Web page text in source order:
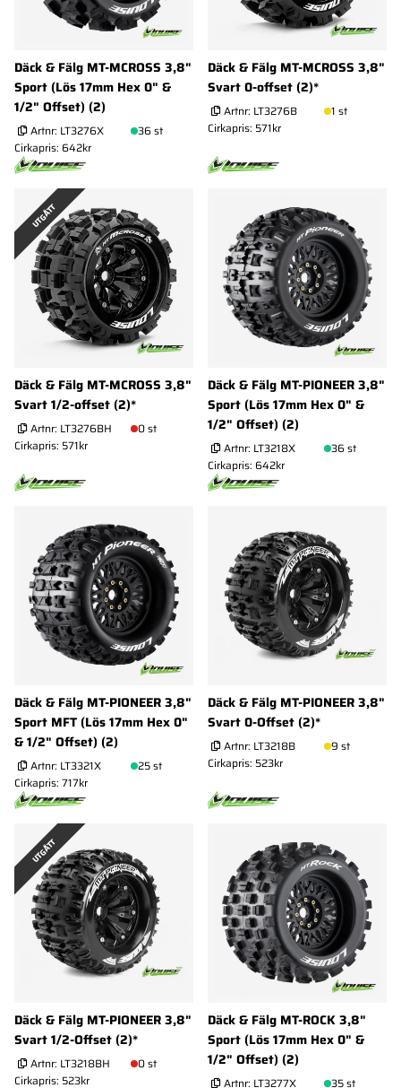
Däck & Fälg MT-MCROSS 3,8"
Sport (Lös 17mm Hex 0" &
1/2" Offset) (2)
Artnr: LT3276X
36 st
Cirkapris: 642kr
Däck & Fälg MT-MCROSS 3,8"
Svart 0-offset (2)*
Artnr: LT3276B
1 st
Cirkapris: 571kr
UTGÅTT
Däck & Fälg MT-MCROSS 3,8"
Svart 1/2-offset (2)*
Artnr: LT3276BH
0 st
Cirkapris: 571kr
Däck & Fälg MT-PIONEER 3,8"
Sport (Lös 17mm Hex 0" &
1/2" Offset) (2)
Artnr: LT3218X
36 st
Cirkapris: 642kr
Däck & Fälg MT-PIONEER 3,8"
Sport MFT (Lös 17mm Hex 0"
& 1/2" Offset) (2)
Artnr: LT3321X
25 st
Cirkapris: 717kr
Däck & Fälg MT-PIONEER 3,8"
Svart 0-Offset (2)*
Artnr: LT3218B
9 st
Cirkapris: 523kr
UTGÅTT
Däck & Fälg MT-PIONEER 3,8"
Svart 1/2-Offset (2)*
Artnr: LT3218BH
0 st
Cirkapris: 523kr
Däck & Fälg MT-ROCK 3,8"
Sport (Lös 17mm Hex 0" &
1/2" Offset) (2)
Artnr: LT3277X 35 st